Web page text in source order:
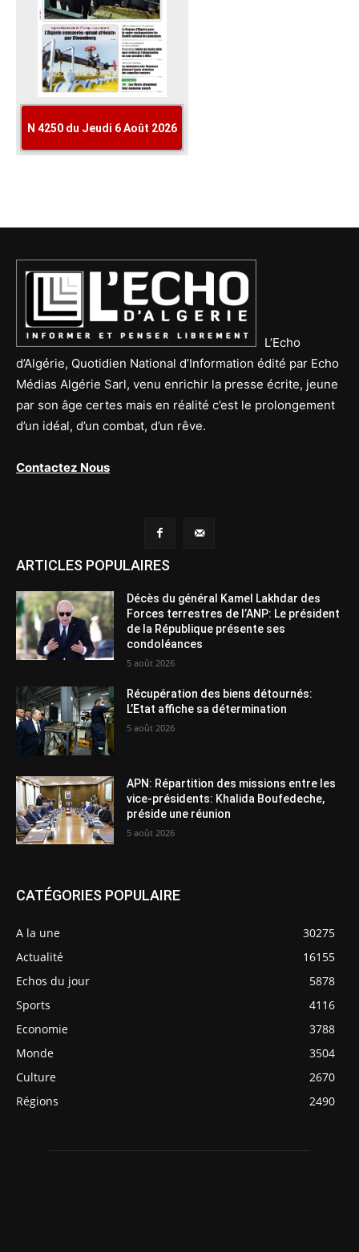
L’Echo
d’Algérie, Quotidien National d’Information édité par Echo
Médias Algérie Sarl, venu enrichir la presse écrite, jeune
par son âge certes mais en réalité c’est le prolongement
d’un idéal, d’un combat, d’un rêve.
Contactez Nous
ARTICLES POPULAIRES
Décès du général Kamel Lakhdar des
Forces terrestres de l’ANP: Le président
de la République présente ses
condoléances
5 août 2026
Récupération des biens détournés:
L’Etat affiche sa détermination
5 août 2026
APN: Répartition des missions entre les
vice-présidents: Khalida Boufedeche,
préside une réunion
5 août 2026
CATÉGORIES POPULAIRE
A la une
30275
Actualité
16155
Echos du jour
5878
Sports
4116
Economie
3788
Monde
3504
Culture
2670
Régions
2490